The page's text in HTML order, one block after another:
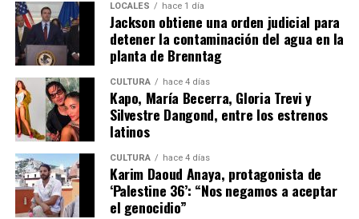
LOCALES hace 1 día
Jackson obtiene una orden judicial para
detener la contaminación del agua en la
planta de Brenntag
CULTURA hace 4 días
Kapo, María Becerra, Gloria Trevi y
Silvestre Dangond, entre los estrenos
latinos
CULTURA hace 4 días
Karim Daoud Anaya, protagonista de
‘Palestine 36’: “Nos negamos a aceptar
el genocidio”